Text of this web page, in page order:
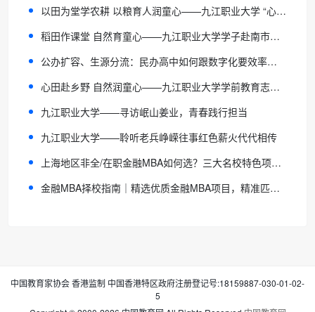
以田为堂学农耕 以粮育人润童心——九江职业大学 “心田自然” 实践团赴武宁南市村开展自然教育志愿服务
稻田作课堂 自然育童心——九江职业大学学子赴南市村开展自然教育志愿服务
公办扩容、生源分流：民办高中如何跟数字化要效率、要质量？
心田赴乡野 自然润童心——九江职业大学学前教育志愿服务团走进南市村开展乡村自然教育实践
九江职业大学——寻访岷山姜业，青春践行担当
九江职业大学——聆听老兵峥嵘往事红色薪火代代相传
上海地区非全/在职金融MBA如何选？三大名校特色项目精解
金融MBA择校指南｜精选优质金融MBA项目，精准匹配你的升学需求
中国教育家协会 香港监制 中国香港特区政府注册登记号:18159887-030-01-02-
5